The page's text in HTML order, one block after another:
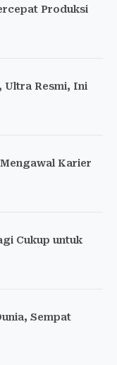
Produksi
Ultra Resmi, Ini
Karier
Cukup untuk
Sempat